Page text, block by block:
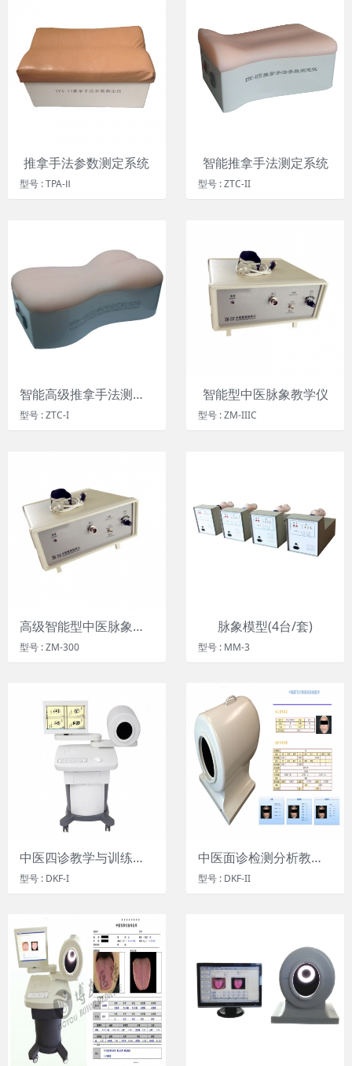
推拿手法参数测定系统
型号 : TPA-Ⅱ
智能推拿手法测定系统
型号 : ZTC-II
智能高级推拿手法测定系统
型号 : ZTC-I
智能型中医脉象教学仪
型号 : ZM-IIIC
高级智能型中医脉象教学仪
型号 : ZM-300
脉象模型(4台/套)
型号 : MM-3
中医四诊教学与训练系统 ，舌面脉信息检测分析系统 ，中医舌诊教学系统 ，中医面诊教学系统
型号 : DKF-I
中医面诊检测分析教学系统
型号 : DKF-II